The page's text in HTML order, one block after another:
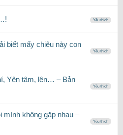
Yêu thích
biết mấy chiêu này con
Yêu thích
Yên tâm, lên… – Bản
Yêu thích
mình không gặp nhau –
Yêu thích